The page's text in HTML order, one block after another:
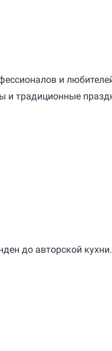
и
и традиционные
до авторской